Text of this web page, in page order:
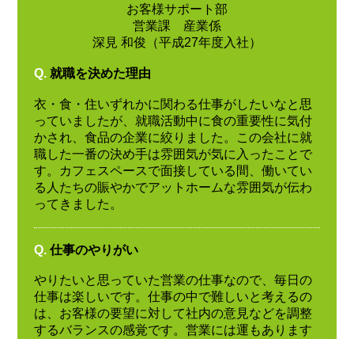
お客様サポート部
営業課 産業係
深見 和俊（平成27年度入社）
Q. 就職を決めた理由
衣・食・住いずれかに関わる仕事がしたいなと思
っていましたが、就職活動中に食の重要性に気付
かされ、食品の企業に絞りました。この会社に就
職した一番の決め手は雰囲気が気に入ったことで
す。カフェスペースで面接している間、働いてい
る人たちの賑やかでアットホームな雰囲気が伝わ
ってきました。
Q. 仕事のやりがい
やりたいと思っていた営業の仕事なので、毎日の
仕事は楽しいです。仕事の中で難しいと考えるの
は、お客様の要望に対して社内の意見などを調整
するバランスの感覚です。営業には運もあります